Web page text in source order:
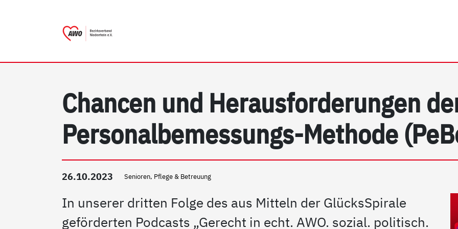
Chancen und Herausforderungen
Personalbemessungs-Methode
26.10.2023 Senioren, Pflege & Betreuung
In unserer dritten Folge des aus Mitteln der GlücksSpirale
geförderten Podcasts „Gerecht in echt. AWO. sozial. politisch.